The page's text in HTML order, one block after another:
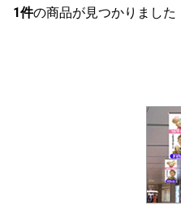
1件の商品が見つかりました